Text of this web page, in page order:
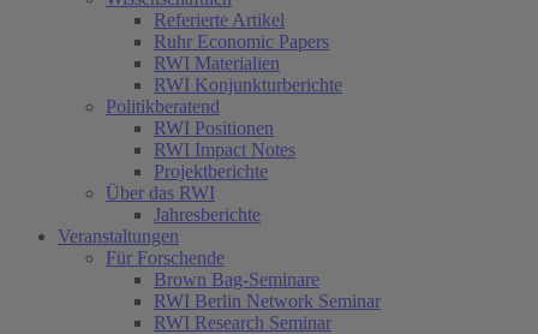
Referierte Artikel
Ruhr Economic Papers
RWI Materialien
RWI Konjunkturberichte
Politikberatend
RWI Positionen
RWI Impact Notes
Projektberichte
Über das RWI
Jahresberichte
Veranstaltungen
Für Forschende
Brown Bag-Seminare
RWI Berlin Network Seminar
RWI Research Seminar